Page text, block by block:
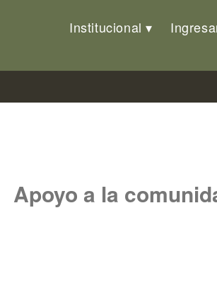
Institucional
Apoyo a la